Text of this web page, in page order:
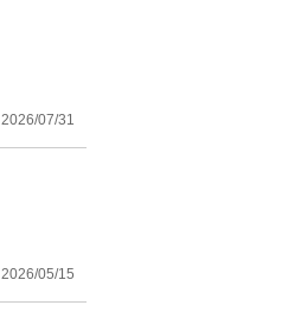
2026/07/31
2026/05/15